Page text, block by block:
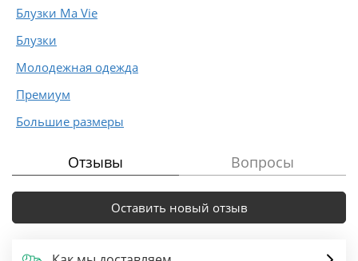
Блузки Ma Vie
Блузки
Молодежная одежда
Премиум
Большие размеры
Отзывы Вопросы
Оставить новый отзыв